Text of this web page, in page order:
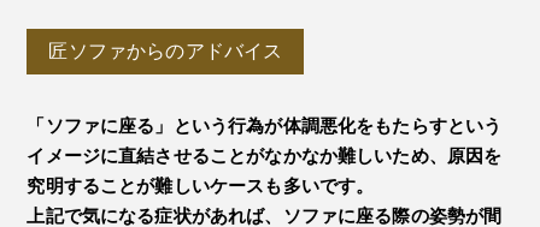
匠ソファからのアドバイス
「ソファに座る」という行為が体調悪化をもたらすという
イメージに直結させることがなかなか難しいため、原因を
究明することが難しいケースも多いです。
上記で気になる症状があれば、ソファに座る際の姿勢が間